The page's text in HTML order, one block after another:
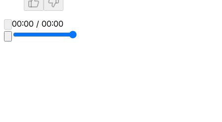
00:00 / 00:00